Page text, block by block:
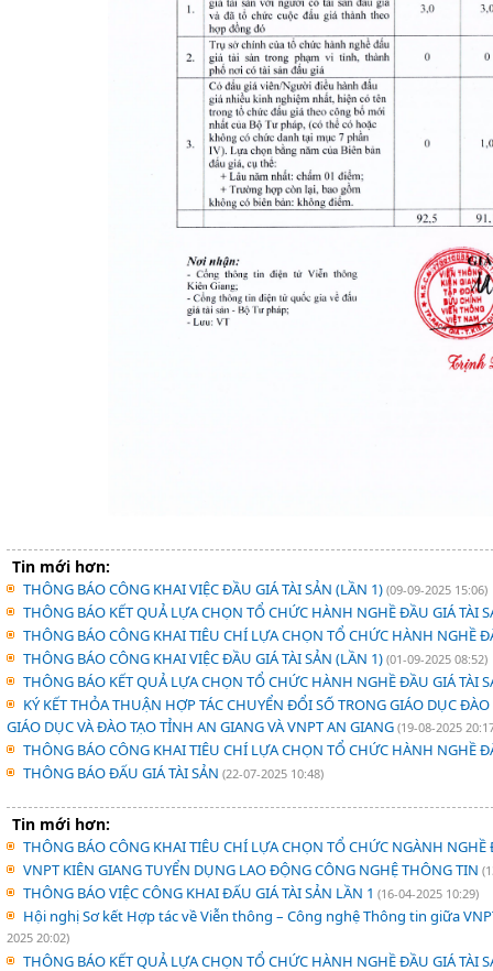
Tin mới hơn:
THÔNG BÁO CÔNG KHAI VIỆC ĐẦU GIÁ TÀI SẢN (LẦN 1) (09-09-2025 15:06)
THÔNG BÁO KẾT QUẢ LỰA CHỌN TỔ CHỨC HÀNH NGHỀ ĐẦU GIÁ TÀI
THÔNG BÁO CÔNG KHAI TIÊU CHÍ LỰA CHỌN TỔ CHỨC HÀNH NGHỀ
THÔNG BÁO CÔNG KHAI VIỆC ĐẦU GIÁ TÀI SẢN (LẦN 1) (01-09-2025 08:52)
THÔNG BÁO KẾT QUẢ LỰA CHỌN TỔ CHỨC HÀNH NGHỀ ĐẦU GIÁ TÀI
KÝ KẾT THỎA THUẬN HỢP TÁC CHUYỂN ĐỔI SỐ TRONG GIÁO DỤC
GIÁO DỤC VÀ ĐÀO TẠO TỈNH AN GIANG VÀ VNPT AN GIANG (19-08-2025
THÔNG BÁO CÔNG KHAI TIÊU CHÍ LỰA CHỌN TỔ CHỨC HÀNH NGHỀ
THÔNG BÁO ĐẤU GIÁ TÀI SẢN (22-07-2025 10:48)
Tin mới hơn:
THÔNG BÁO CÔNG KHAI TIÊU CHÍ LỰA CHỌN TỔ CHỨC NGÀNH
VNPT KIÊN GIANG TUYỂN DỤNG LAO ĐỘNG CÔNG NGHỆ THÔNG TIN
THÔNG BÁO VIỆC CÔNG KHAI ĐẤU GIÁ TÀI SẢN LẦN 1 (16-04-2025 10:29)
Hội nghị Sơ kết Hợp tác về Viễn thông – Công nghệ Thông tin giữa
2025 20:02)
THÔNG BÁO KẾT QUẢ LỰA CHỌN TỔ CHỨC HÀNH NGHỀ ĐẦU GIÁ TÀI